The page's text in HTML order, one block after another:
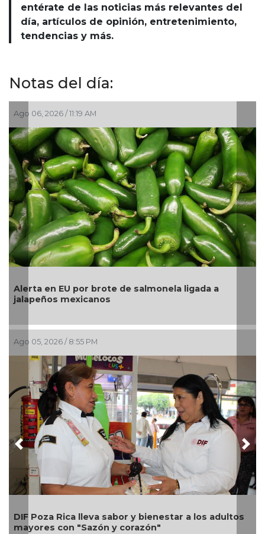
entérate de las noticias más relevantes del
día, artículos de opinión, entretenimiento,
tendencias y más.
Notas del día:
Ago 06, 2026 / 11:19 AM
Alerta en EU por brote de salmonela ligada a
jalapeños mexicanos
Ago 05, 2026 / 8:55 PM
DIF Poza Rica lleva sabor y bienestar a los adultos
mayores con "Sazón y corazón"
Previous